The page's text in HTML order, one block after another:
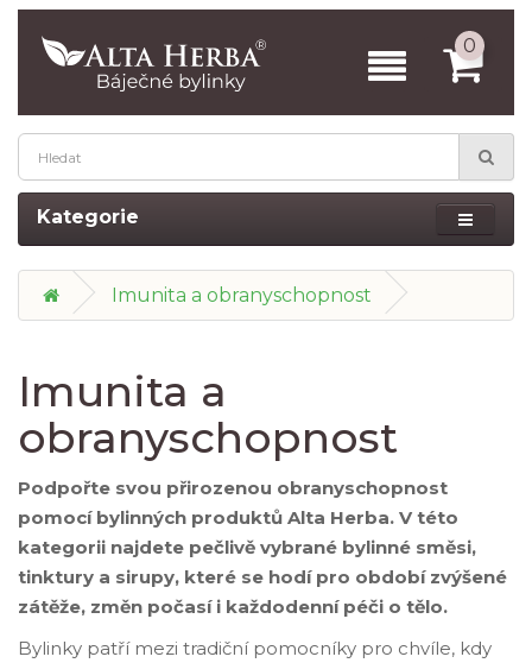
0
Kategorie
Imunita a obranyschopnost
Imunita a
obranyschopnost
Podpořte svou přirozenou obranyschopnost
pomocí bylinných produktů Alta Herba. V této
kategorii najdete pečlivě vybrané bylinné směsi,
tinktury a sirupy, které se hodí pro období zvýšené
zátěže, změn počasí i každodenní péči o tělo.
Bylinky patří mezi tradiční pomocníky pro chvíle, kdy